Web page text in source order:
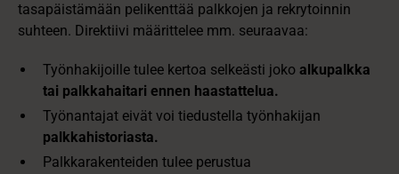
tasapäistämään pelikenttää palkkojen ja rekrytoinnin
suhteen. Direktiivi määrittelee mm. seuraavaa:
Työnhakijoille tulee kertoa selkeästi joko alkupalkka
tai palkkahaitari ennen haastattelua.
Työnantajat eivät voi tiedustella työnhakijan
palkkahistoriasta.
Palkkarakenteiden tulee perustua